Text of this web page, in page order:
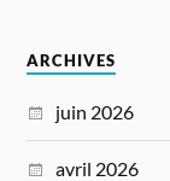
ARCHIVES
juin 2026
avril 2026